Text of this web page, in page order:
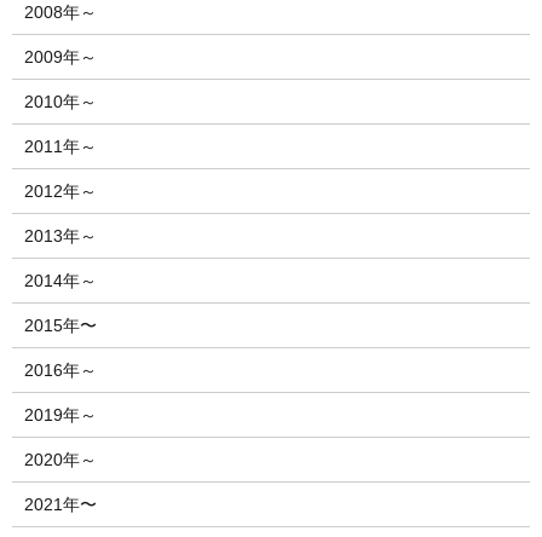
2008年～
2009年～
2010年～
2011年～
2012年～
2013年～
2014年～
2015年〜
2016年～
2019年～
2020年～
2021年〜